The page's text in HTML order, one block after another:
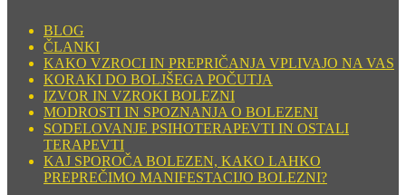
BLOG
ČLANKI
KAKO VZROCI IN PREPRIČANJA VPLIVAJO NA VAS
KORAKI DO BOLJŠEGA POČUTJA
IZVOR IN VZROKI BOLEZNI
MODROSTI IN SPOZNANJA O BOLEZENI
SODELOVANJE PSIHOTERAPEVTI IN OSTALI
TERAPEVTI
KAJ SPOROČA BOLEZEN, KAKO LAHKO
PREPREČIMO MANIFESTACIJO BOLEZNI?